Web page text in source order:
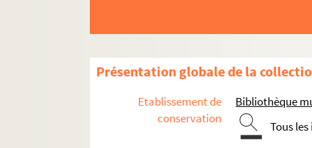
Présentation globale de la
Etablissement de
conservation
Bibliothèque
Tous